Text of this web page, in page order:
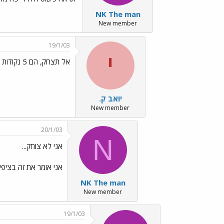
NK The man
New member
י
יואב ק.
New member
19/1/03
אל תצחק, הם 5 נקודות מהקו האדום ../images/Emo6.gif
N
NK The man
New member
20/1/03
אני לא צוחק...
אני אומר את זה
19/1/03